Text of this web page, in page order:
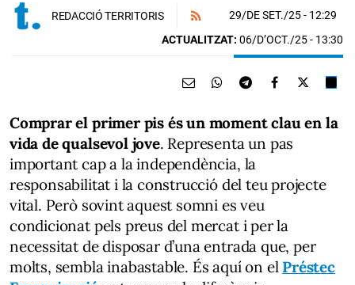
REDACCIÓ TERRITORIS 29/DE SET./25- 12:29
ACTUALITZAT: 06/D’OCT./25 - 13:30
Comprar el primer pis és un moment clau en la
vida de qualsevol jove. Representa un pas
important cap a la independència, la
responsabilitat i la construcció del teu projecte
vital. Però sovint aquest somni es veu
condicionat pels preus del mercat i per la
necessitat de disposar d’una entrada que, per
molts, sembla inabastable. És aquí on el Préstec